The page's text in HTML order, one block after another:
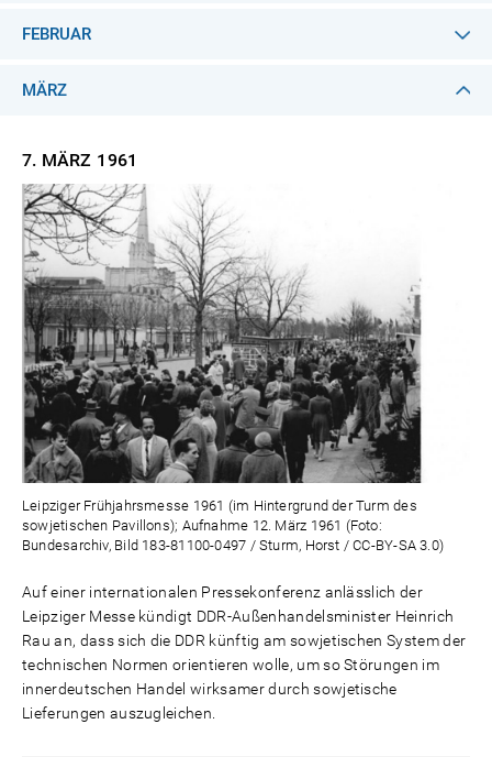
FEBRUAR
MÄRZ
7. MÄRZ 1961
Leipziger Frühjahrsmesse 1961 (im Hintergrund der Turm des
sowjetischen Pavillons); Aufnahme 12. März 1961 (Foto:
Bundesarchiv, Bild 183-81100-0497 / Sturm, Horst / CC-BY-SA 3.0)
Auf einer internationalen Pressekonferenz anlässlich der
Leipziger Messe kündigt DDR-Außenhandelsminister Heinrich
Rau an, dass sich die DDR künftig am sowjetischen System der
technischen Normen orientieren wolle, um so Störungen im
innerdeutschen Handel wirksamer durch sowjetische
Lieferungen auszugleichen.